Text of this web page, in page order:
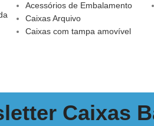
Acessórios de Embalamento
Caixas Arquivo
Caixas com tampa amovível
Caixas